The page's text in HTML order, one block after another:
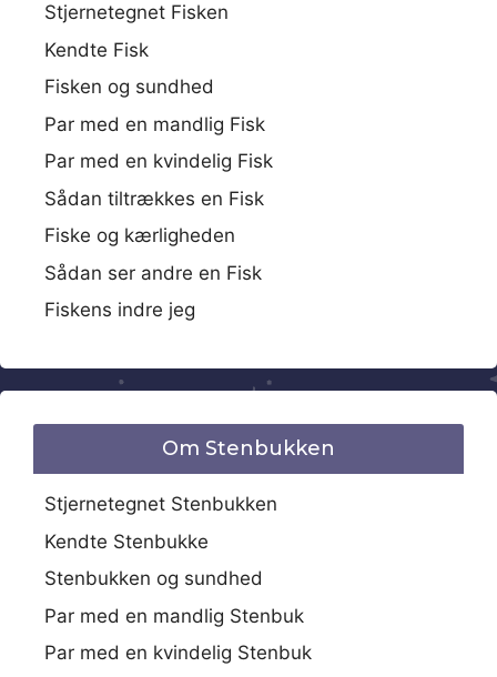
Stjernetegnet Fisken
Kendte Fisk
Fisken og sundhed
Par med en mandlig Fisk
Par med en kvindelig Fisk
Sådan tiltrækkes en Fisk
Fiske og kærligheden
Sådan ser andre en Fisk
Fiskens indre jeg
Om Stenbukken
Stjernetegnet Stenbukken
Kendte Stenbukke
Stenbukken og sundhed
Par med en mandlig Stenbuk
Par med en kvindelig Stenbuk